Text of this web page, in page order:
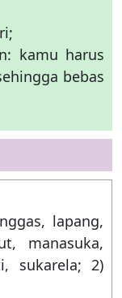
kamu harus
bebas
lapang,
manasuka,
sukarela; 2)